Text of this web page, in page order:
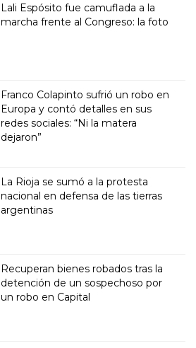
Lali Espósito fue camuflada a la
marcha frente al Congreso: la foto
Franco Colapinto sufrió un robo en
Europa y contó detalles en sus
redes sociales: “Ni la matera
dejaron”
La Rioja se sumó a la protesta
nacional en defensa de las tierras
argentinas
Recuperan bienes robados tras la
detención de un sospechoso por
un robo en Capital